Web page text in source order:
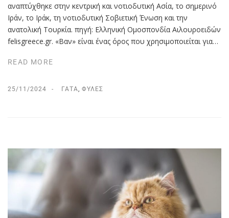
αναπτύχθηκε στην κεντρική και νοτιοδυτική Ασία, το σημερινό
Ιράν, το Ιράκ, τη νοτιοδυτική Σοβιετική Ένωση και την
ανατολική Τουρκία. πηγή: Ελληνική Ομοσπονδία Αιλουροειδών
felisgreece.gr. «Βαν» είναι ένας όρος που χρησιμοποιείται για…
READ MORE
25/11/2024 ΓΆΤΑ, ΦΥΛΈΣ